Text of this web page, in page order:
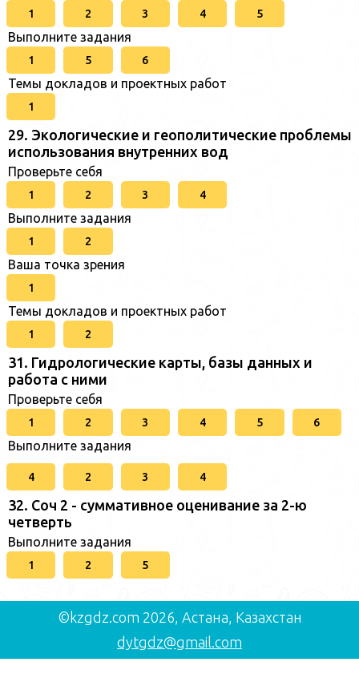
1 2 3 4 5
Выполните задания
1 5 6
Темы докладов и проектных работ
1
29. Экологические и геополитические проблемы
использования внутренних вод
Проверьте себя
1 2 3 4
Выполните задания
1 2
Ваша точка зрения
1
Темы докладов и проектных работ
1 2
31. Гидрологические карты, базы данных и
работа с ними
Проверьте себя
1 2 3 4 5 6
Выполните задания
4 2 3 4
32. Соч 2 - суммативное оценивание за 2-ю
четверть
Выполните задания
1 2 5
©kzgdz.com 2026, Астана, Казахстан
dytgdz@gmail.com